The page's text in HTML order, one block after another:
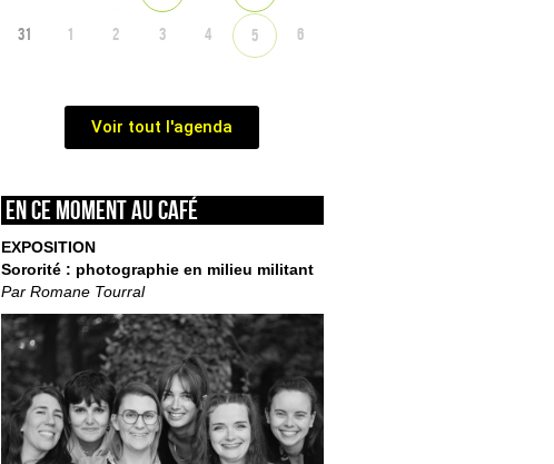
31 1 2 3 4 5 6
Voir tout l'agenda
En ce moment au café
EXPOSITION
Sororité : photographie en milieu militant
Par Romane Tourral